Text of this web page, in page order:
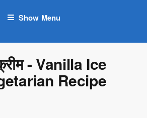
Show Menu
- Vanilla Ice
Recipe